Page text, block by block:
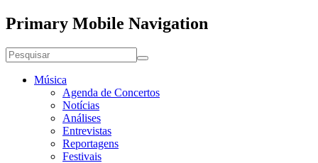
Primary Mobile Navigation
Música
Agenda de Concertos
Notícias
Análises
Entrevistas
Reportagens
Festivais